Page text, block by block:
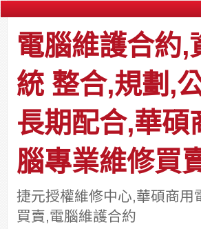
電腦維護合約,
統 整合,規劃,
長期配合,華碩
腦專業維修買
捷元授權維修中心,華碩商用
買賣,電腦維護合約